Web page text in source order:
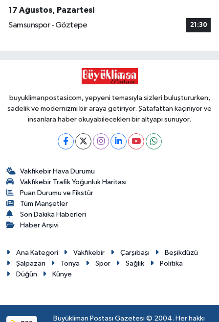
17 Ağustos, Pazartesi
Samsunspor - Göztepe
21:30
buyuklimanpostasicom, yepyeni temasıyla sizleri buluştururken,
sadelik ve modernizmi bir araya getiriyor. Şatafattan kaçınıyor ve
insanlara haber okuyabilecekleri bir altyapı sunuyor.
Vakfıkebir Hava Durumu
Vakfıkebir Trafik Yoğunluk Haritası
Puan Durumu ve Fikstür
Tüm Manşetler
Son Dakika Haberleri
Haber Arşivi
Ana Kategori Vakfıkebir Çarşıbaşı
Beşikdüzü
Şalpazarı
Tonya Spor Sağlık
Politika
Düğün
Künye
Büyükliman Postası Gazetesi © 2004. Her hakkı